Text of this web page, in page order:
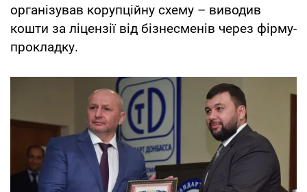
організував корупційну схему – виводив
кошти за ліцензії від бізнесменів через фірму-
прокладку.